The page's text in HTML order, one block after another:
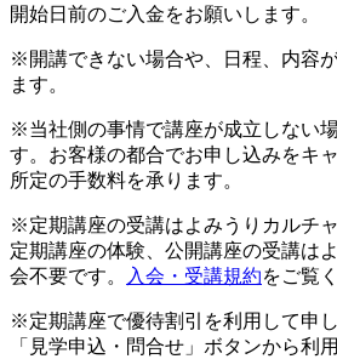
開始日前のご入金をお願いします。
※開講できない場合や、日程、内容
ます。
※当社側の事情で講座が成立しない
す。お客様の都合でお申し込みをキ
所定の手数料を承ります。
※定期講座の受講はよみうりカルチ
定期講座の体験、公開講座の受講は
会不要です。
入会・受講規約をご覧
※定期講座で優待割引を利用して申
「見学申込・問合せ」ボタンから利